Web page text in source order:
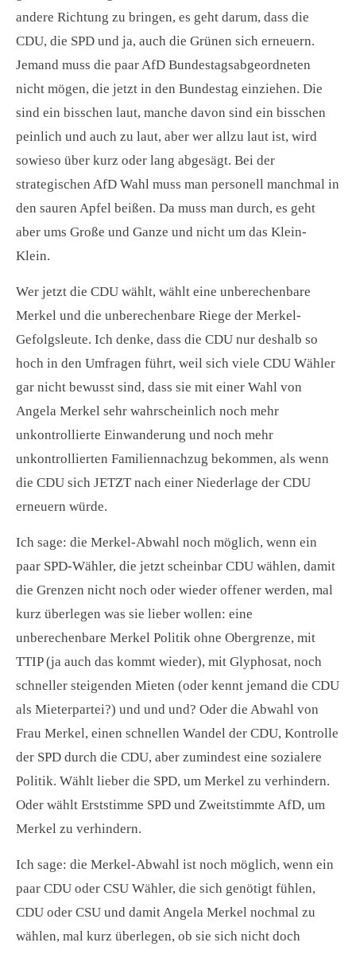
andere Richtung zu bringen, es geht darum, dass die
CDU, die SPD und ja, auch die Grünen sich erneuern.
Jemand muss die paar AfD Bundestagsabgeordneten
nicht mögen, die jetzt in den Bundestag einziehen. Die
sind ein bisschen laut, manche davon sind ein bisschen
peinlich und auch zu laut, aber wer allzu laut ist, wird
sowieso über kurz oder lang abgesägt. Bei der
strategischen AfD Wahl muss man personell manchmal in
den sauren Apfel beißen. Da muss man durch, es geht
aber ums Große und Ganze und nicht um das Klein-
Klein.
Wer jetzt die CDU wählt, wählt eine unberechenbare
Merkel und die unberechenbare Riege der Merkel-
Gefolgsleute. Ich denke, dass die CDU nur deshalb so
hoch in den Umfragen führt, weil sich viele CDU Wähler
gar nicht bewusst sind, dass sie mit einer Wahl von
Angela Merkel sehr wahrscheinlich noch mehr
unkontrollierte Einwanderung und noch mehr
unkontrollierten Familiennachzug bekommen, als wenn
die CDU sich JETZT nach einer Niederlage der CDU
erneuern würde.
Ich sage: die Merkel-Abwahl noch möglich, wenn ein
paar SPD-Wähler, die jetzt scheinbar CDU wählen, damit
die Grenzen nicht noch oder wieder offener werden, mal
kurz überlegen was sie lieber wollen: eine
unberechenbare Merkel Politik ohne Obergrenze, mit
TTIP (ja auch das kommt wieder), mit Glyphosat, noch
schneller steigenden Mieten (oder kennt jemand die CDU
als Mieterpartei?) und und und? Oder die Abwahl von
Frau Merkel, einen schnellen Wandel der CDU, Kontrolle
der SPD durch die CDU, aber zumindest eine sozialere
Politik. Wählt lieber die SPD, um Merkel zu verhindern.
Oder wählt Erststimme SPD und Zweitstimmte AfD, um
Merkel zu verhindern.
Ich sage: die Merkel-Abwahl ist noch möglich, wenn ein
paar CDU oder CSU Wähler, die sich genötigt fühlen,
CDU oder CSU und damit Angela Merkel nochmal zu
wählen, mal kurz überlegen, ob sie sich nicht doch